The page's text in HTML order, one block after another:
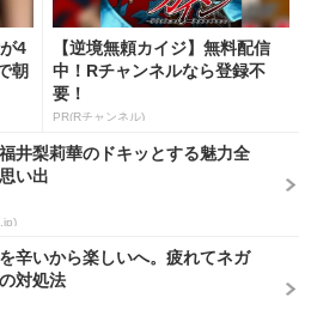
4
朝
【逆境無頼カイジ】無料配信
中！Rチャンネルなら登録不
要！
PR(Rチャンネル)
井梨莉華のドキッとする魅力全
い出
辛いから楽しいへ。疲れてネガ
対処法